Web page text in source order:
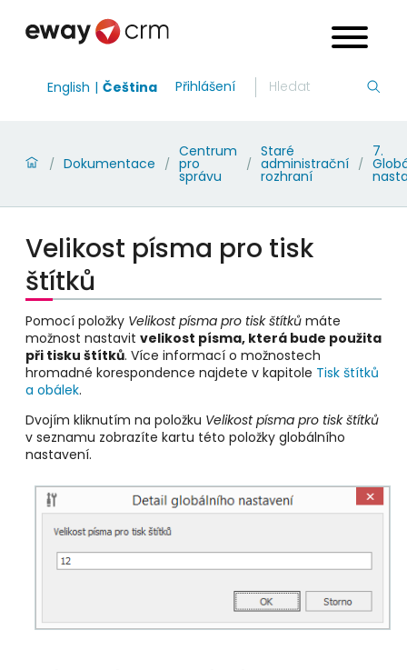
English Čeština Přihlášení
/ Dokumentace /
Centrum
pro
správu
/
Staré
administrační
rozhraní
/
7.
Velikost písma pro tisk
štítků
Pomocí položky Velikost písma pro tisk štítků máte
možnost nastavit velikost písma, která bude použita
při tisku štítků. Více informací o možnostech
hromadné korespondence najdete v kapitole Tisk štítků
a obálek.
Dvojím kliknutím na položku Velikost písma pro tisk štítků
v seznamu zobrazíte kartu této položky globálního
nastavení.